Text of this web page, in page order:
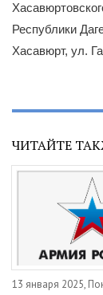
Республики
Хасавюрт, ул.
ЧИТАЙТЕ
13 января 2025,